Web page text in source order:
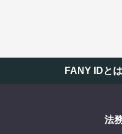
FANY IDとは
法